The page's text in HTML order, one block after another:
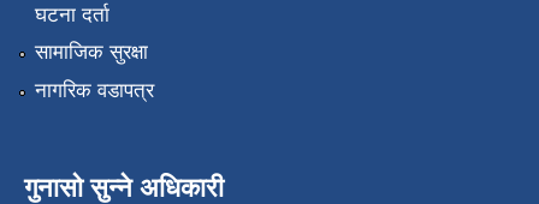
घटना दर्ता
सामाजिक सुरक्षा
नागरिक वडापत्र
गुनासो सुन्ने अधिकारी